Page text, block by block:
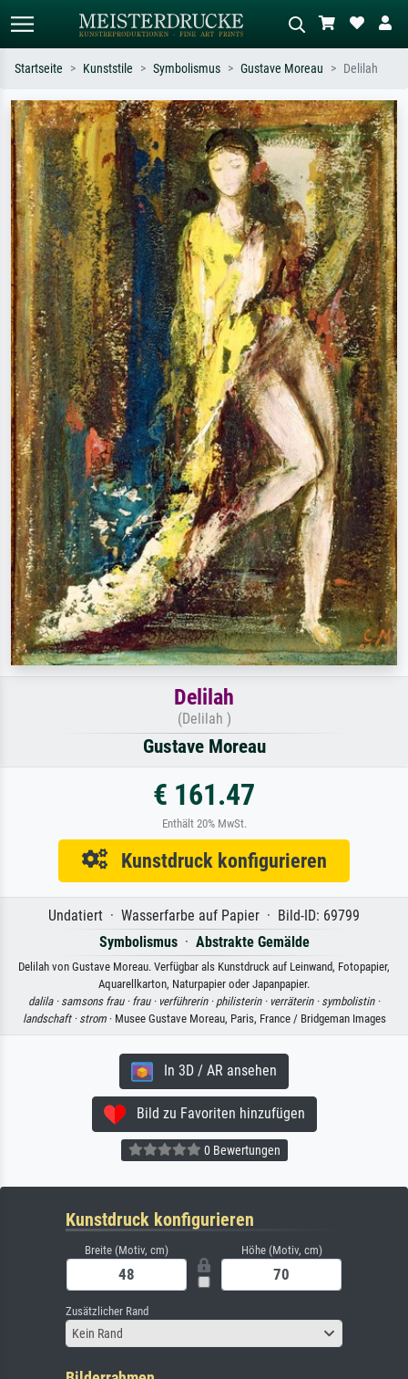
Standardsuche KI-Bildersuche
Suchen Sie nach Künstlern, Werktiteln
oder Stilen – z.B. Monet,
Sternennacht, Impressionismus, Welle
Hokusai, Akt.
Beschreiben Sie die Szene – z.B. Grüne
Wiese, Abstrakt mit viel Rot, Dunkles
Ölgemälde, Stehender Akt neben einem
Baum.
Startseite Kunststile Symbolismus Gustave Moreau Delilah
Delilah
(Delilah )
Gustave Moreau
€ 161.47
Enthält 20% MwSt.
Kunstdruck konfigurieren
Undatiert · Wasserfarbe auf Papier · Bild-ID: 69799
Symbolismus· Abstrakte Gemälde
Delilah von Gustave Moreau. Verfügbar als Kunstdruck auf Leinwand, Fotopapier,
Aquarellkarton, Naturpapier oder Japanpapier.
dalila · samsons frau · frau · verführerin · philisterin · verräterin · symbolistin ·
landschaft · strom· Musee Gustave Moreau, Paris, France / Bridgeman Images
In 3D / AR ansehen
Bild zu Favoriten hinzufügen
0 Bewertungen
Kunstdruck konfigurieren
Breite (Motiv, cm) Höhe (Motiv, cm)
Zusätzlicher Rand
Kein Rand